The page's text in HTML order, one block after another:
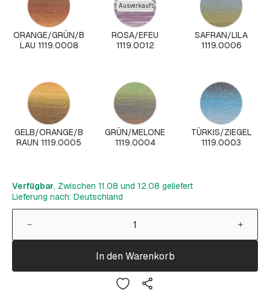
ORANGE/GRÜN/B
LAU 1119.0008
ROSA/EFEU
1119.0012
Ausverkauft
SAFRAN/LILA
1119.0006
GELB/ORANGE/B
RAUN 1119.0005
GRÜN/MELONE
1119.0004
TÜRKIS/ZIEGEL
1119.0003
Verfügbar, Zwischen 11.08 und 12.08 geliefert
Lieferung nach: Deutschland
In den Warenkorb